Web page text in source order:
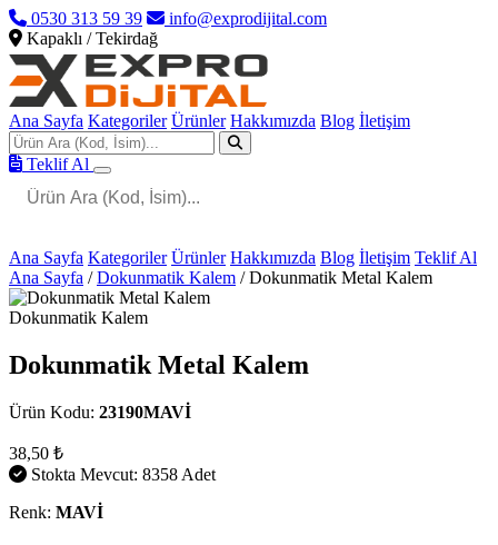
0530 313 59 39
info@exprodijital.com
Kapaklı / Tekirdağ
Ana Sayfa Kategoriler Ürünler Hakkımızda Blog İletişim
Teklif Al
Ana Sayfa Kategoriler Ürünler Hakkımızda Blog İletişim Teklif Al
Ana Sayfa / Dokunmatik Kalem / Dokunmatik Metal Kalem
Dokunmatik Kalem
Dokunmatik Metal Kalem
Ürün Kodu: 23190MAVİ
38,50 ₺
Stokta Mevcut: 8358 Adet
Renk: MAVİ